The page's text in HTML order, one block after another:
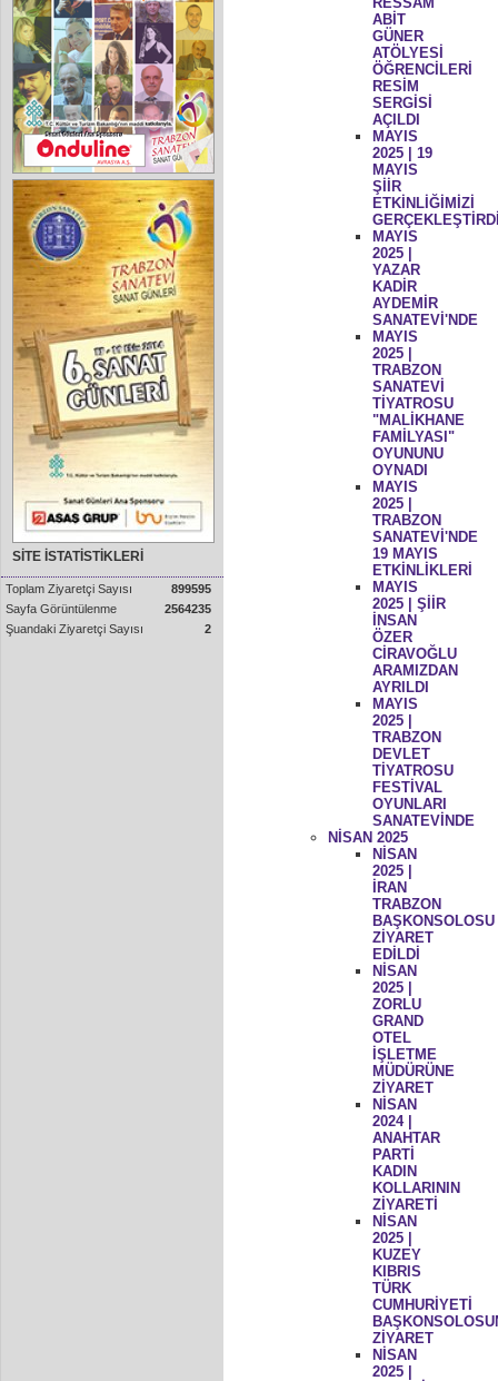
SİTE İSTATİSTİKLERİ
Toplam Ziyaretçi Sayısı
899595
Sayfa Görüntülenme
2564235
Şuandaki Ziyaretçi Sayısı
2
ABİT
GÜNER
ATÖLYESİ
ÖĞRENCİLERİ
RESİM
SERGİSİ
AÇILDI
MAYIS
2025 | 19
MAYIS
ŞİİR
ETKİNLİĞİMİZİ
MAYIS
2025 |
YAZAR
KADİR
AYDEMİR
SANATEVİ'NDE
MAYIS
2025 |
TRABZON
SANATEVİ
TİYATROSU
"MALİKHANE
FAMİLYASI"
OYUNUNU
OYNADI
MAYIS
2025 |
TRABZON
SANATEVİ'NDE
19 MAYIS
ETKİNLİKLERİ
MAYIS
2025 | ŞİİR
İNSAN
ÖZER
CİRAVOĞLU
ARAMIZDAN
AYRILDI
MAYIS
2025 |
TRABZON
DEVLET
TİYATROSU
FESTİVAL
OYUNLARI
SANATEVİNDE
NİSAN 2025
NİSAN
2025 |
İRAN
TRABZON
BAŞKONSOLOSU
ZİYARET
EDİLDİ
NİSAN
2025 |
ZORLU
GRAND
OTEL
İŞLETME
MÜDÜRÜNE
ZİYARET
NİSAN
2024 |
ANAHTAR
PARTİ
KADIN
KOLLARININ
ZİYARETİ
NİSAN
2025 |
KUZEY
KIBRIS
TÜRK
CUMHURİYETİ
ZİYARET
NİSAN
2025 |